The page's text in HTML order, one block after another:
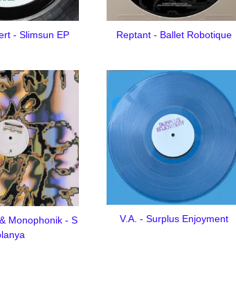
- Slimsun EP Reptant - Ballet Robotique
Monophonik - S
V.A. - Surplus Enjoyment